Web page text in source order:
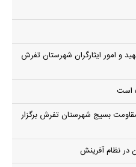
و امور ایثارگران شهرستان تفرش
است
مقاومت بسیج شهرستان تفرش برگزار
در نظام آفرینش